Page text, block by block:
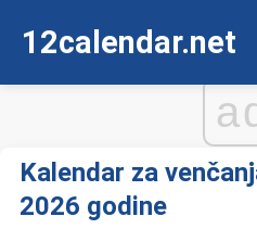
12calendar.net
Kalendar za
2026 godine